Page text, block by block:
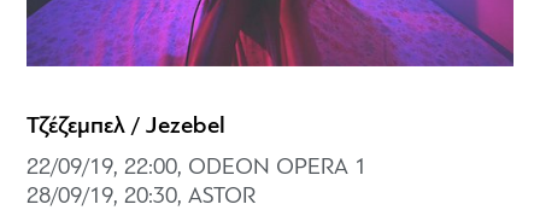
Τζέζεμπελ / Jezebel
22/09/19, 22:00, ODEON OPERA 1
28/09/19, 20:30, ASTOR